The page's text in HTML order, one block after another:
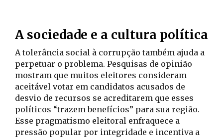
A sociedade e a cultura política
A tolerância social à corrupção também ajuda a
perpetuar o problema. Pesquisas de opinião
mostram que muitos eleitores consideram
aceitável votar em candidatos acusados de
desvio de recursos se acreditarem que esses
políticos “trazem benefícios” para sua região.
Esse pragmatismo eleitoral enfraquece a
pressão popular por integridade e incentiva a